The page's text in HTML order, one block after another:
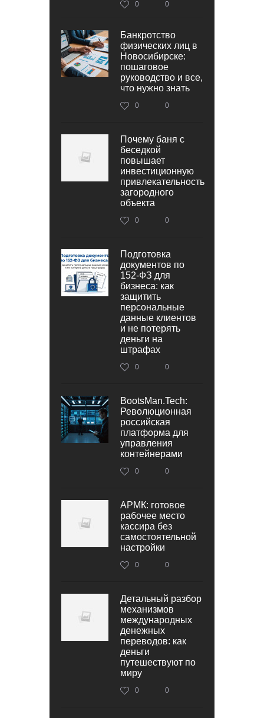
0 0
Банкротство
физических лиц в
Новосибирске:
пошаговое
руководство и все,
что нужно знать
0 0
Почему баня с
беседкой
повышает
инвестиционную
привлекательность
загородного
объекта
0 0
Подготовка
документов по
152‑ФЗ для
бизнеса: как
защитить
персональные
данные клиентов
и не потерять
деньги на
штрафах
0 0
BootsMan.Tech:
Революционная
российская
платформа для
управления
контейнерами
0 0
АРМК: готовое
рабочее место
кассира без
самостоятельной
настройки
0 0
Детальный разбор
механизмов
международных
денежных
переводов: как
деньги
путешествуют по
миру
0 0